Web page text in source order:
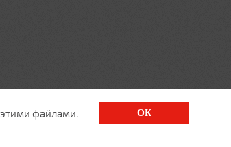
этими файлами. ОК